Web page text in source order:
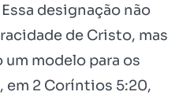
designação não
de Cristo, mas
modelo para os
em 2 Coríntios 5:20,